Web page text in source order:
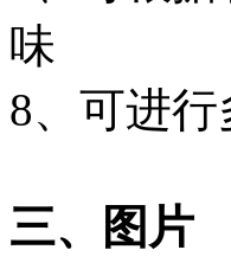
味
8、可进
三、图片